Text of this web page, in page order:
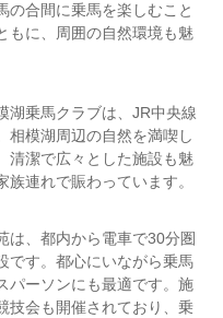
の合間に乗馬を楽しむこと
もに、周囲の自然環境も魅
湖乗馬クラブは、JR中央線
相模湖周辺の自然を満喫し
清潔で広々とした施設も魅
連れで賑わっています。
は、都内から電車で30分圏
です。都心にいながら乗馬
パーソンにも最適です。施
技会も開催されており、乗